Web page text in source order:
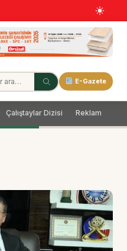
E-Gazete
Çalıştaylar Dizisi Reklam